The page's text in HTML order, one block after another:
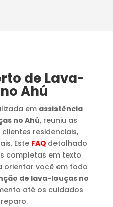
de Lava-
Ahú
em assistência
no Ahú, reuniu as
residenciais,
Este FAQ detalhado
completas em texto
orientar você em todo
de lava-louças no
até os cuidados